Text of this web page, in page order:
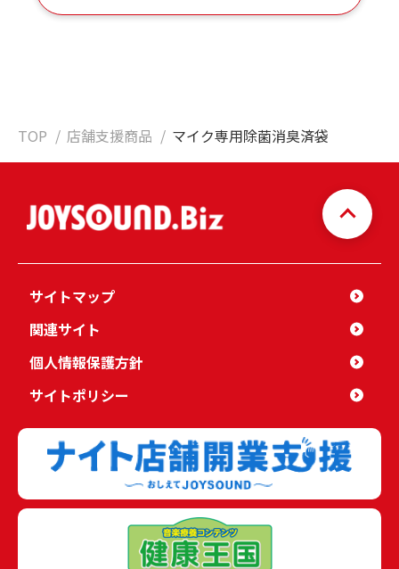
TOP 店舗支援商品 マイク専用除菌消臭済袋
サイトマップ
関連サイト
個人情報保護方針
サイトポリシー